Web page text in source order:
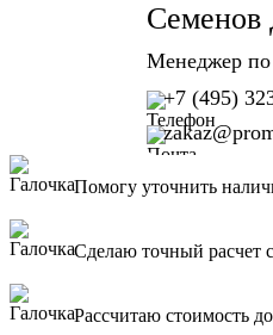
Семенов
Менеджер
+7 (495)
Помогу уточнить
Сделаю точный расчет
Рассчитаю стоимость